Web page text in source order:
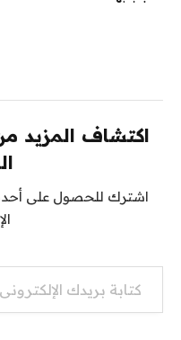
اكتشاف المزيد
اشترك للحصول على
كتابة بريدك الإلكتروني...